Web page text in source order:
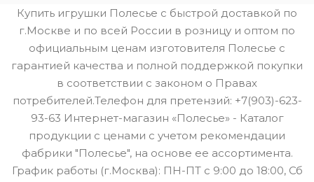
Купить игрушки Полесье с быстрой доставкой по
г.Москве и по всей России в розницу и оптом по
официальным ценам изготовителя Полесье с
гарантией качества и полной поддержкой покупки
в соответствии с законом о Правах
потребителей.Телефон для претензий: +7(903)-623-
93-63 Интернет-магазин «Полесье» - Каталог
продукции с ценами с учетом рекомендации
фабрики "Полесье", на основе ее ассортимента.
График работы (г.Москва): ПН-ПТ с 9:00 до 18:00, Сб